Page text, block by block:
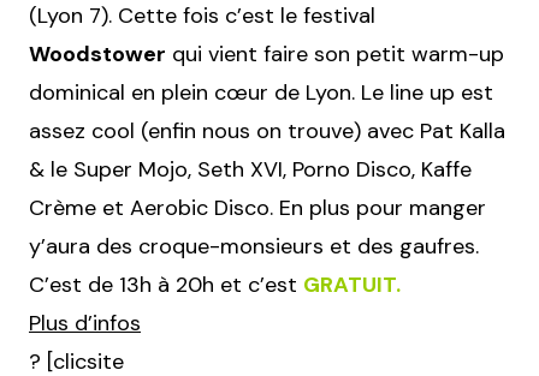
(Lyon 7). Cette fois c’est le festival
Woodstower qui vient faire son petit warm-up
dominical en plein cœur de Lyon. Le line up est
assez cool (enfin nous on trouve) avec Pat Kalla
& le Super Mojo, Seth XVI, Porno Disco, Kaffe
Crème et Aerobic Disco. En plus pour manger
y’aura des croque-monsieurs et des gaufres.
C’est de 13h à 20h et c’est GRATUIT.
Plus d’infos
? [clicsite